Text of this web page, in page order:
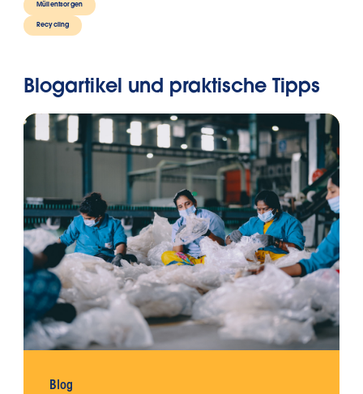
Müllentsorgen
Recycling
Blogartikel und praktische Tipps
Blog